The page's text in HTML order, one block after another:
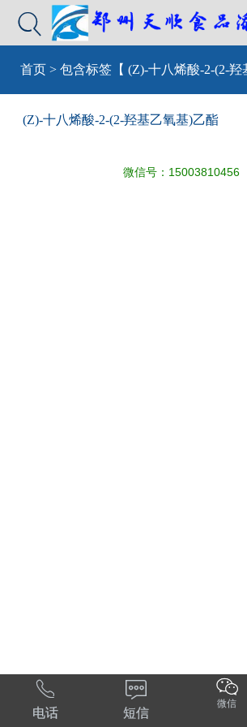

首页 > 包含标签【 (Z)-十八烯酸-2-(2-羟
标准 】的文章
(Z)-十八烯酸-2-(2-羟基乙氧基)乙酯
微信号： 15003810456

电话

短信
微信